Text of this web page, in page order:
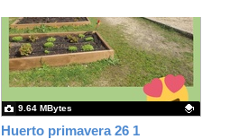
Huerto primavera 26 1
9.64 MBytes